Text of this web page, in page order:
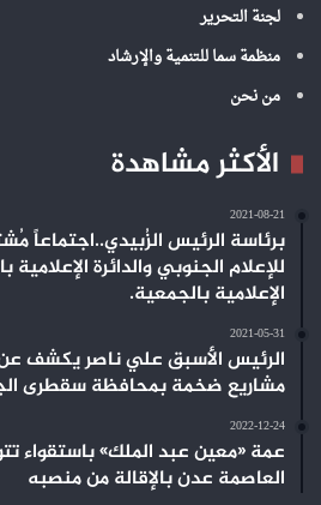
لجنة التحرير
منظمة سما للتنمية والإرشاد
من نحن
الأكثر مشاهدة
2021-08-21
برئاسة الرئيس الزُبيدي..اجتماعاً
للإعلام الجنوبي والدائرة الإعلامية
الإعلامية بالجمعية.
2021-05-31
الرئيس الأسبق علي ناصر يكشف
مشاريع ضخمة بمحافظة سقطرى
2022-12-24
عمة «معين عبد الملك» باستقواء
العاصمة عدن بالإقالة من منصبه